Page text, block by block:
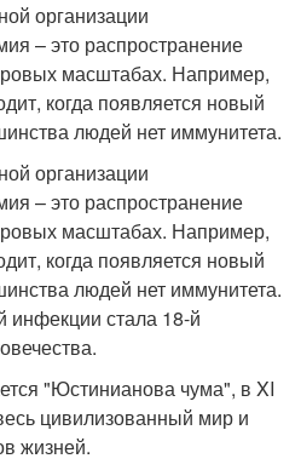
организации
– это распространение
масштабах. Например,
когда появляется новый
людей нет иммунитета.
организации
– это распространение
масштабах. Например,
когда появляется новый
людей нет иммунитета.
инфекции стала 18-й
"Юстинианова чума", в XI
цивилизованный мир и
жизней.